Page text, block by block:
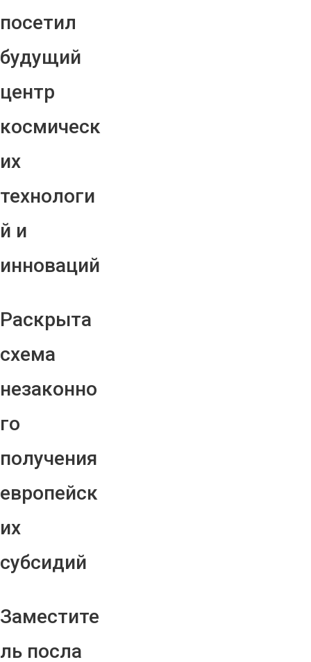
посетил
будущий
центр
космическ
их
технологи
й и
инноваций
Раскрыта
схема
незаконно
го
получения
европейск
их
субсидий
Заместите
ль посла